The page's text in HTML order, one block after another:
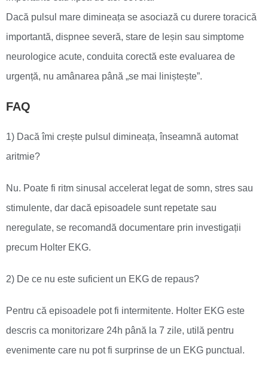
Dacă pulsul mare dimineața se asociază cu durere toracică
importantă, dispnee severă, stare de leșin sau simptome
neurologice acute, conduita corectă este evaluarea de
urgență, nu amânarea până „se mai liniștește”.
FAQ
1) Dacă îmi crește pulsul dimineața, înseamnă automat
aritmie?
Nu. Poate fi ritm sinusal accelerat legat de somn, stres sau
stimulente, dar dacă episoadele sunt repetate sau
neregulate, se recomandă documentare prin investigații
precum Holter EKG.
2) De ce nu este suficient un EKG de repaus?
Pentru că episoadele pot fi intermitente. Holter EKG este
descris ca monitorizare 24h până la 7 zile, utilă pentru
evenimente care nu pot fi surprinse de un EKG punctual.